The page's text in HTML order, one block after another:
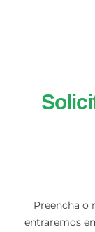
Preencha o
entraremos